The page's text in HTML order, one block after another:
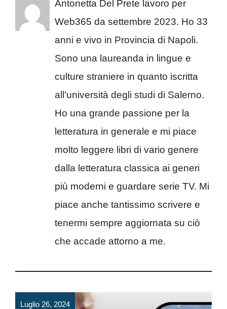
Antonetta Del Prete lavoro per
Web365 da settembre 2023. Ho 33
anni e vivo in Provincia di Napoli.
Sono una laureanda in lingue e
culture straniere in quanto iscritta
all'università degli studi di Salerno.
Ho una grande passione per la
letteratura in generale e mi piace
molto leggere libri di vario genere
dalla letteratura classica ai generi
più moderni e guardare serie TV. Mi
piace anche tantissimo scrivere e
tenermi sempre aggiornata su ciò
che accade attorno a me.
Luglio 26, 2024